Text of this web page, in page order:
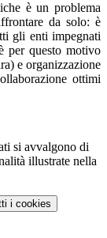
è un problema
da solo: è
gli enti impegnati
per questo motivo
e organizzazione
ottimi
si avvalgono di
illustrate nella
i cookies